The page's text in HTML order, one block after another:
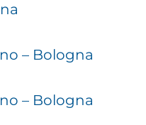
– Bologna
– Bologna